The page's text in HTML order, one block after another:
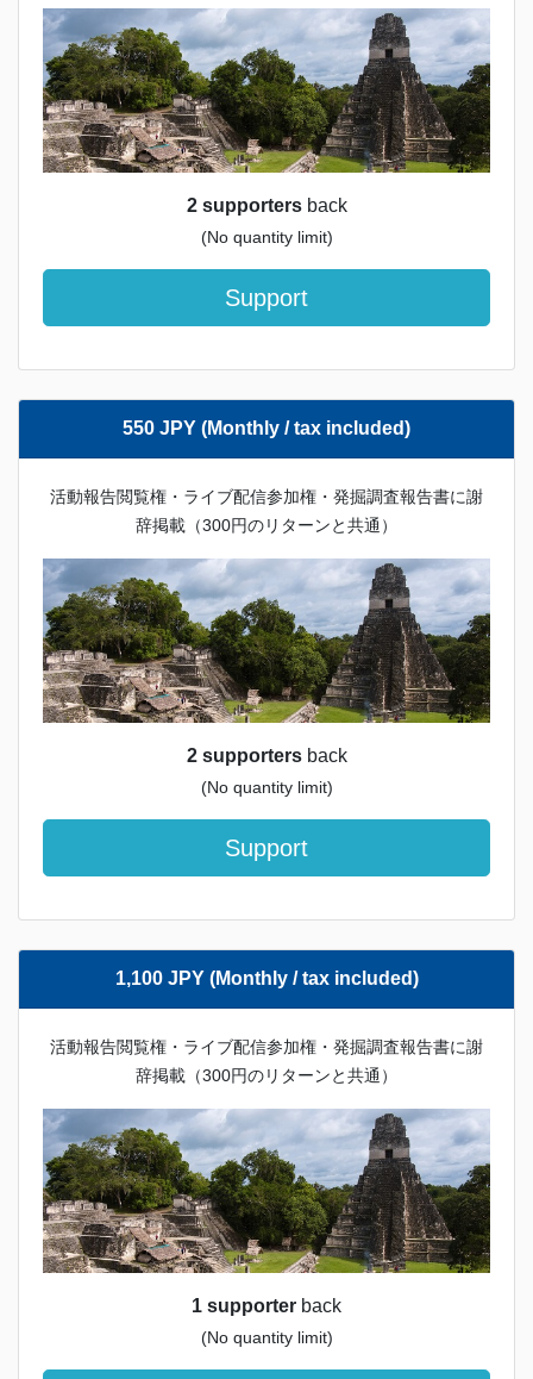
2 supportersback
(No quantity limit)
Support
550 JPY (Monthly / tax included)
活動報告閲覧権・ライブ配信参加権・発掘調査報告書に謝
辞掲載（300円のリターンと共通）
2 supportersback
(No quantity limit)
Support
1,100 JPY (Monthly / tax included)
活動報告閲覧権・ライブ配信参加権・発掘調査報告書に謝
辞掲載（300円のリターンと共通）
1 supporter back
(No quantity limit)